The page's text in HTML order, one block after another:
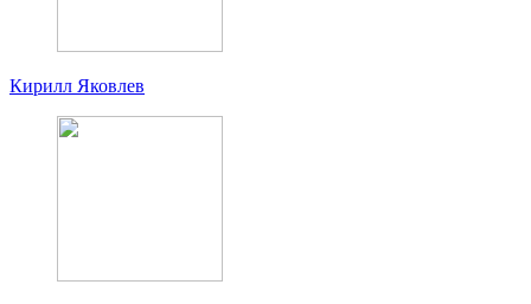
Кирилл Яковлев